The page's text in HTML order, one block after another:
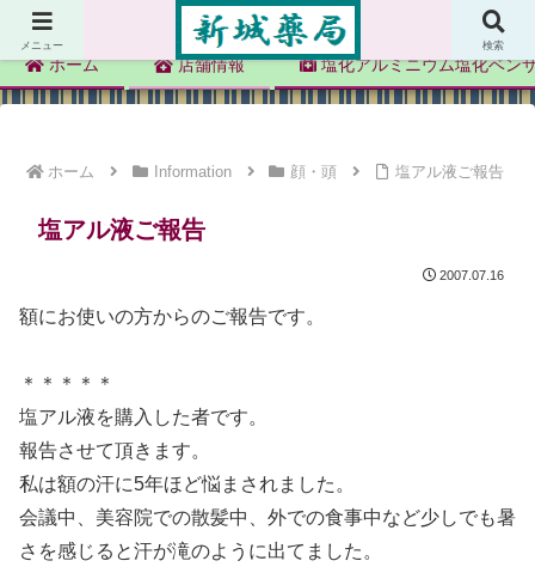
新城薬局
ホーム 店舗情報 塩化アルミニウム塩化ベン
ホーム Information 顔・頭 塩アル液ご報告
塩アル液ご報告
2007.07.16
額にお使いの方からのご報告です。
＊＊＊＊＊
塩アル液を購入した者です。
報告させて頂きます。
私は額の汗に5年ほど悩まされました。
会議中、美容院での散髪中、外での食事中など少しでも暑
さを感じると汗が滝のように出てました。
メニュー 検索